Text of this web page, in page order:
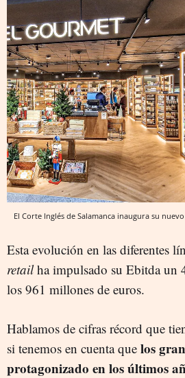
El Corte Inglés de Salamanca inaugura su
Esta evolución en las diferentes
retailha impulsado su Ebitda un
los 961 millones de euros.
Hablamos de cifras récord que
si tenemos en cuenta que los
protagonizado en los últimos